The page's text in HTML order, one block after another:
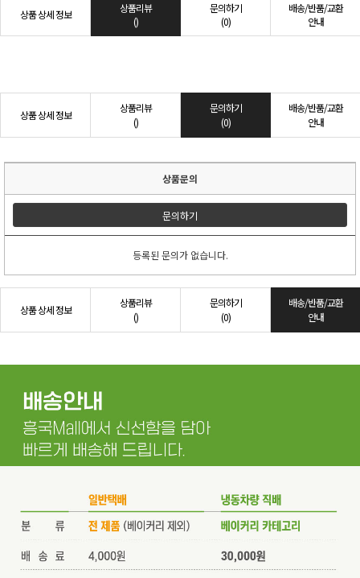
상품 상세 정보
상품리뷰
()
문의하기
(0)
배송/반품/교환
안내
상품 상세 정보
상품리뷰
()
문의하기
(0)
배송/반품/교환
안내
상품문의
문의하기
등록된 문의가 없습니다.
상품 상세 정보
상품리뷰
()
문의하기
(0)
배송/반품/교환
안내